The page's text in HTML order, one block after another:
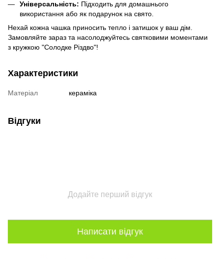
Універсальність: Підходить для домашнього
використання або як подарунок на свято.
Нехай кожна чашка приносить тепло і затишок у ваш дім.
Замовляйте зараз та насолоджуйтесь святковими моментами
з кружкою "Солодке Різдво"!
Характеристики
Матеріал кераміка
Відгуки
Додайте перший відгук
Написати відгук